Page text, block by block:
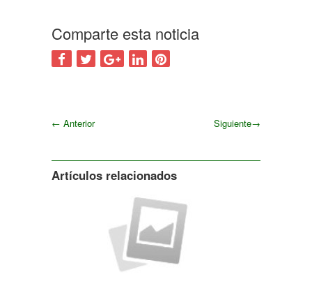
Comparte esta noticia
← Anterior Siguiente→
Artículos relacionados